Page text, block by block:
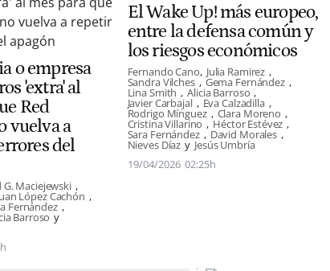
o empresa
'extra' al
Red
vuelva a
del
G. Maciejewski
López Cachón
Fernández
Barroso
El Wake Up! más europeo,
entre la defensa común y
los riesgos económicos
Fernando Cano Julia Ramirez
Sandra Vilches Gema Fernández
Lina Smith Alicia Barroso
Javier Carbajal Eva Calzadilla
Rodrigo Mínguez Clara Moreno
Cristina Villarino Héctor Estévez
Sara Fernández David Morales
Nieves Díaz
Jesús Umbría
19/04/2026 02:25h